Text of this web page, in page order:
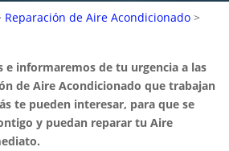
Reparación de Aire Acondicionado >
e informaremos de tu urgencia a las
de Aire Acondicionado que trabajan
te pueden interesar, para que se
y puedan reparar tu Aire